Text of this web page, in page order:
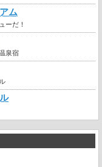
ム
ーだ！
泉宿